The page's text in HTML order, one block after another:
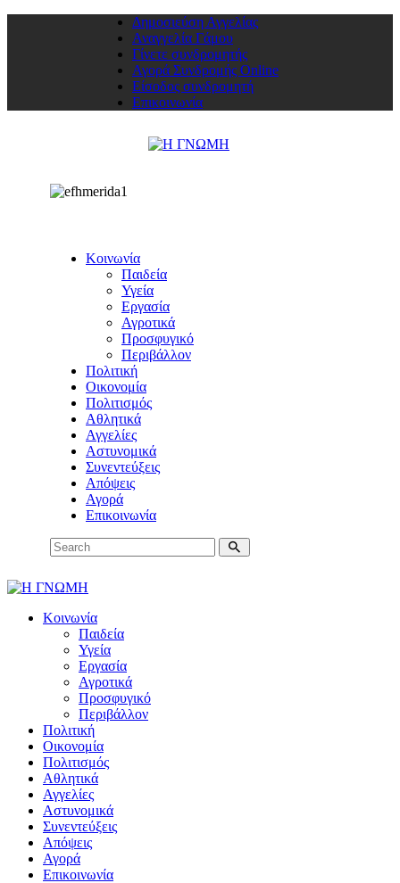
Δημοσιεύση Αγγελίας
Αναγγελία Γάμου
Γίνετε συνδρομητής
Αγορά Συνδρομής Online
Είσοδος συνδρομητή
Επικοινωνία
Κοινωνία
Παιδεία
Υγεία
Εργασία
Αγροτικά
Προσφυγικό
Περιβάλλον
Πολιτική
Οικονομία
Πολιτισμός
Αθλητικά
Αγγελίες
Αστυνομικά
Συνεντεύξεις
Απόψεις
Αγορά
Επικοινωνία
Κοινωνία
Παιδεία
Υγεία
Εργασία
Αγροτικά
Προσφυγικό
Περιβάλλον
Πολιτική
Οικονομία
Πολιτισμός
Αθλητικά
Αγγελίες
Αστυνομικά
Συνεντεύξεις
Απόψεις
Αγορά
Επικοινωνία